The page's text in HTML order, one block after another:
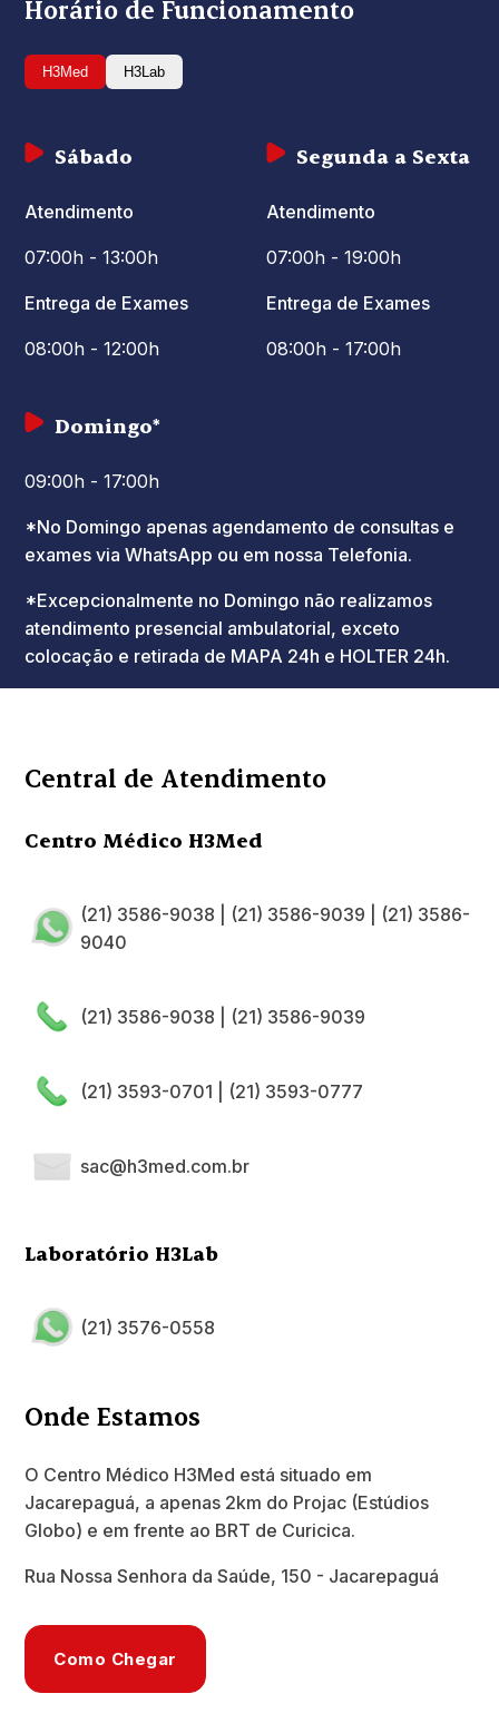
Horário de Funcionamento
H3Med H3Lab
Segunda a Sexta
Atendimento
07:00h - 19:00h
Entrega de Exames
08:00h - 17:00h
Sábado
Atendimento
07:00h - 13:00h
Entrega de Exames
08:00h - 12:00h
Domingo*
09:00h - 17:00h
*No Domingo apenas agendamento de consultas e
exames via WhatsApp ou em nossa Telefonia.
*Excepcionalmente no Domingo não realizamos
atendimento presencial ambulatorial, exceto
colocação e retirada de MAPA 24h e HOLTER 24h.
Central de Atendimento
Centro Médico H3Med
(21) 3586-9038 (21) 3586-9039
(21) 3586-
9040
(21) 3586-9038 (21) 3586-9039
(21) 3593-0701 (21) 3593-0777
sac@h3med.com.br
Laboratório H3Lab
(21) 3576-0558
Onde Estamos
O Centro Médico H3Med está situado em
Jacarepaguá, a apenas 2km do Projac (Estúdios
Globo) e em frente ao BRT de Curicica.
Rua Nossa Senhora da Saúde, 150 - Jacarepaguá
Como Chegar